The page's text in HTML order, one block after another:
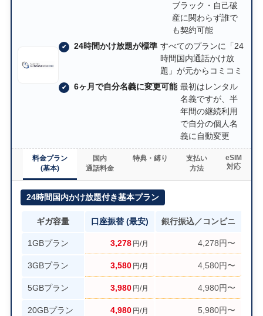
ブラック・自己破
産に関わらず誰で
も契約可能
24時間かけ放題が標準 すべてのプランに「24
時間国内通話かけ放
題」が元からコミコミ
6ヶ月で自分名義に変更可能 最初はレンタル
名義ですが、半
年間の継続利用
で自分の個人名
義に自動変更
料金プラン
(基本)
国内
通話料金
特典・縛り
支払い
方法
eSIM
対応
24時間国内かけ放題付き基本プラン
ギガ容量 口座振替 (最安) 銀行振込／コンビニ
1GBプラン 3,278 円/月 4,278円〜
3GBプラン 3,580 円/月 4,580円〜
5GBプラン 3,980 円/月 4,980円〜
20GBプラン 4,980 円/月 5,980円〜